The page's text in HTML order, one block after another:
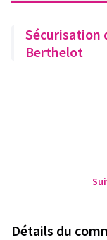
Sécurisation
Berthelot
Détails du